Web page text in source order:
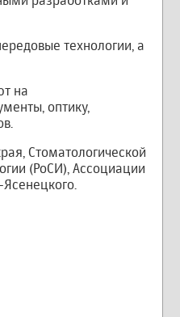
технологии, а
на
оптику,
Стоматологической
(РоСИ), Ассоциации